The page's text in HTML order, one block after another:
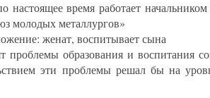
настоящее время работает
металлургов»
женат, воспитывает сына
проблемы образования и воспитания
эти проблемы решал бы на